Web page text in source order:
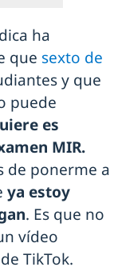
ha
que sexto de
y que
puede
es
MIR.
de ponerme a
ya estoy
. Es que no
vídeo
TikTok.